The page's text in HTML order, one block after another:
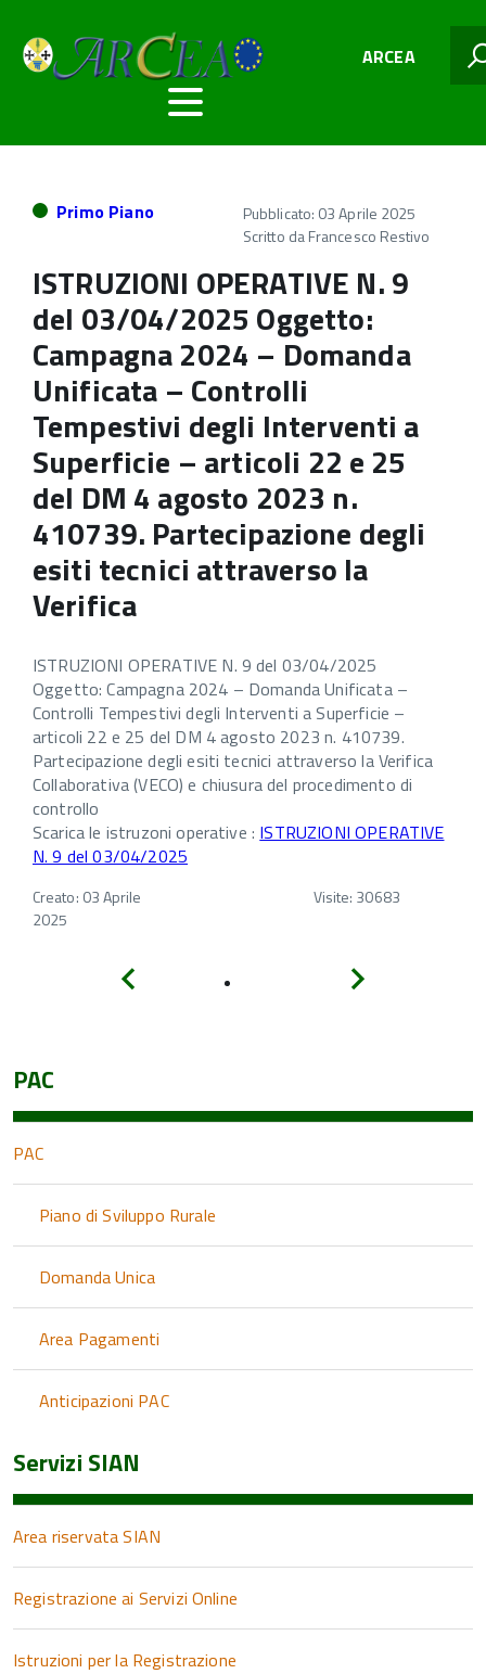
ARCEA
Primo Piano
Pubblicato: 03 Aprile 2025
Scritto daFrancesco Restivo
ISTRUZIONI OPERATIVE N. 9
del 03/04/2025 Oggetto:
Campagna 2024 – Domanda
Unificata – Controlli
Tempestivi degli Interventi a
Superficie – articoli 22 e 25
del DM 4 agosto 2023 n.
410739. Partecipazione degli
esiti tecnici attraverso la
Verifica
ISTRUZIONI OPERATIVE N. 9 del 03/04/2025
Oggetto: Campagna 2024 – Domanda Unificata –
Controlli Tempestivi degli Interventi a Superficie –
articoli 22 e 25 del DM 4 agosto 2023 n. 410739.
Partecipazione degli esiti tecnici attraverso la Verifica
Collaborativa (VECO) e chiusura del procedimento di
controllo
Scarica le istruzoni operative : ISTRUZIONI OPERATIVE
N. 9 del 03/04/2025
Creato: 03 Aprile
2025
Visite: 30683
PAC
PAC
Piano di Sviluppo Rurale
Domanda Unica
Area Pagamenti
Anticipazioni PAC
Servizi SIAN
Area riservata SIAN
Registrazione ai Servizi Online
Istruzioni per la Registrazione